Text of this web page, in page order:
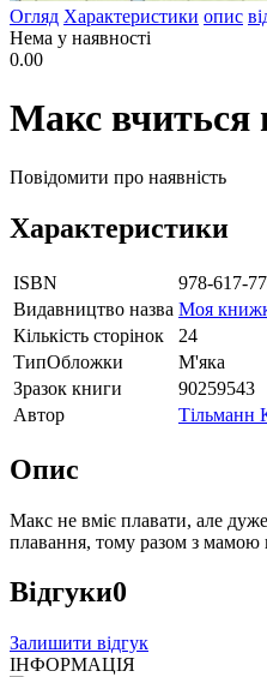
Огляд Характеристики опис
Нема у наявності
0.00
Макс вчиться
Повідомити про наявність
Характеристики
ISBN
978-617-
Видавництво назва Моя
Кількість сторінок
24
ТипОбложки
М'яка
Зразок книги
90259543
Автор
Тільманн
Опис
Макс не вміє плавати, але
плавання, тому разом з мамою
Відгуки0
Залишити відгук
ІНФОРМАЦІЯ